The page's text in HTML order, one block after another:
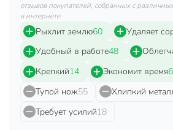
Глубина обработки: 5 см.
Материал крепления для
Заточка ножей: нет.
Толщина металла: 1 мм.
Дополнительная информация:
отзывов покупателей, собранных с
в интернете
Рыхлит землю60 Удаляет
Удобный в работе48
Крепкий14 Экономит время6
Тупой нож55 Хлипкий
Требует усилий18